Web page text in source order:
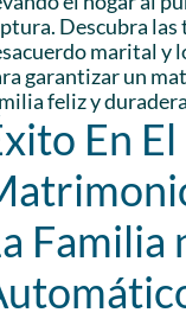
Descubra las
marital y
garantizar un
feliz y
En El
Familia